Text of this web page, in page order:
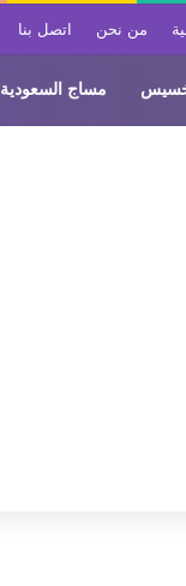
من نحن اتصل بنا
مساج السعودية